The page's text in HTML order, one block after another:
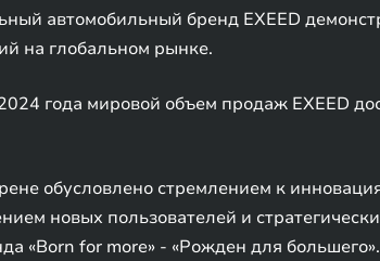
автомобильный бренд EXEED
на глобальном рынке.
года мировой объем продаж EXEED
обусловлено стремлением к
новых пользователей и
«Born for more» - «Рожден для большего».